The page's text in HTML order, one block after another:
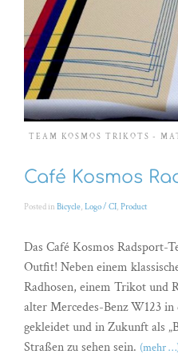
TEAM KOSMOS TRIKOTS -
Café Kosmos
Posted in Bicycle, Logo / CI, Product
Das Café Kosmos Radsport-
Outfit! Neben einem
Radhosen, einem Trikot und
alter Mercedes-Benz W123 in
gekleidet und in Zukunft als
Straßen zu sehen sein. (mehr